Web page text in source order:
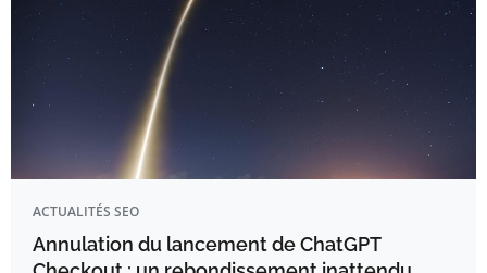
ACTUALITÉS SEO
Annulation du lancement de ChatGPT